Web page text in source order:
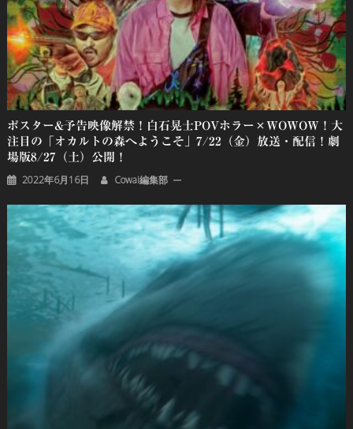
ポスター&予告映像解禁！白石晃士POVホラー×WOWOW！大
注目の「オカルトの森へようこそ」7/22（金）放送・配信！劇
場版8/27（土）公開！
2022年6月16日 Cowai編集部